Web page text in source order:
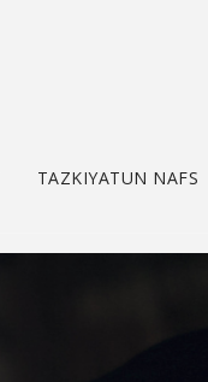
TAZKIYATUN NAFS